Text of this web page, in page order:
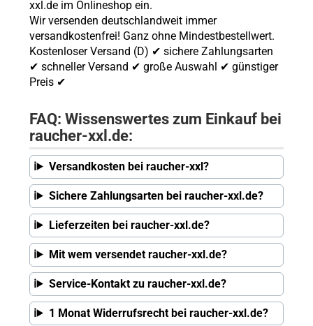
xxl.de im Onlineshop ein.
Wir versenden deutschlandweit immer
versandkostenfrei! Ganz ohne Mindestbestellwert.
Kostenloser Versand (D) ✔ sichere Zahlungsarten
✔ schneller Versand ✔ große Auswahl ✔ günstiger
Preis ✔
FAQ: Wissenswertes zum Einkauf bei
raucher-xxl.de:
Versandkosten bei raucher-xxl?
Sichere Zahlungsarten bei raucher-xxl.de?
Lieferzeiten bei raucher-xxl.de?
Mit wem versendet raucher-xxl.de?
Service-Kontakt zu raucher-xxl.de?
1 Monat Widerrufsrecht bei raucher-xxl.de?